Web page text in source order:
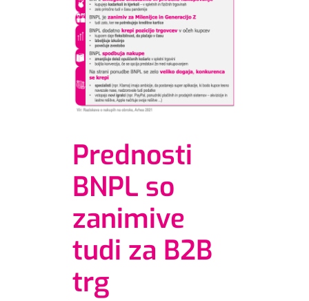
Prednosti
BNPL so
zanimive
tudi za B2B
trg